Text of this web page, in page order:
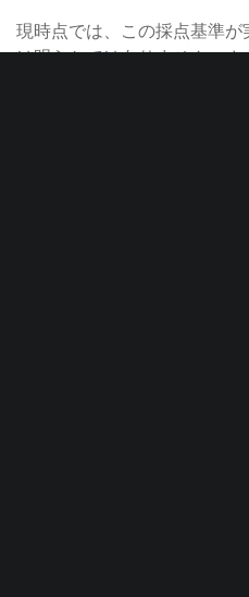
現時点では、この採点基準
は明らかではありません。